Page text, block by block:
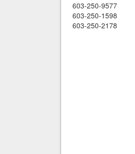
603-250-9577
603-250-1598
603-250-2178